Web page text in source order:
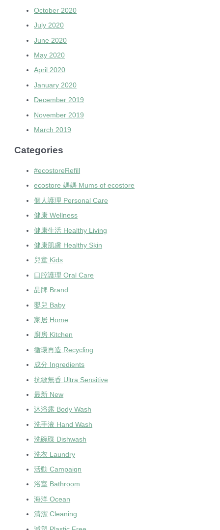
October 2020
July 2020
June 2020
May 2020
April 2020
January 2020
December 2019
November 2019
March 2019
Categories
#ecostoreRefill
ecostore 媽媽 Mums of ecostore
個人護理 Personal Care
健康 Wellness
健康生活 Healthy Living
健康肌膚 Healthy Skin
兒童 Kids
口腔護理 Oral Care
品牌 Brand
嬰兒 Baby
家居 Home
廚房 Kitchen
循環再造 Recycling
成分 Ingredients
抗敏無香 Ultra Sensitive
最新 New
沐浴露 Body Wash
洗手液 Hand Wash
洗碗碟 Dishwash
洗衣 Laundry
活動 Campaign
浴室 Bathroom
海洋 Ocean
清潔 Cleaning